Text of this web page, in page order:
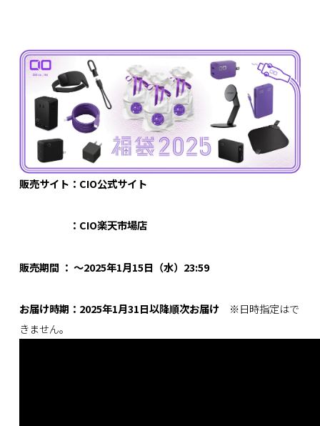
販売サイト： CIO公式サイト
： CIO楽天市場店
販売期間 ： ～2025年1月15日（水）23:59
お届け時期：2025年1月31日以降順次お届け※日時指定はで
きません。